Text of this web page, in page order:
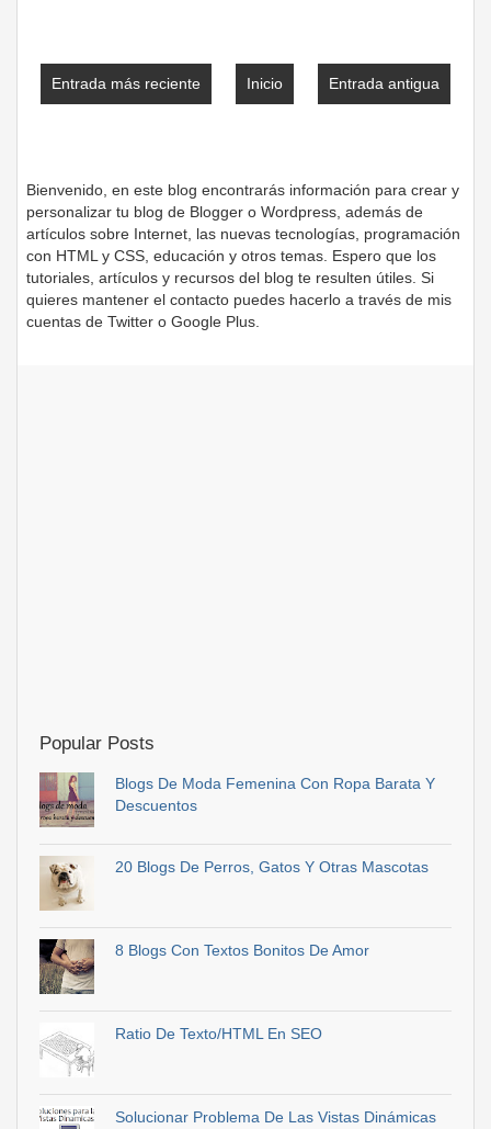
Entrada más reciente Entrada antigua
Inicio
Bienvenido, en este blog encontrarás información para crear y
personalizar tu blog de Blogger o Wordpress, además de
artículos sobre Internet, las nuevas tecnologías, programación
con HTML y CSS, educación y otros temas. Espero que los
tutoriales, artículos y recursos del blog te resulten útiles. Si
quieres mantener el contacto puedes hacerlo a través de mis
cuentas de Twitter o Google Plus.
Popular Posts
Blogs De Moda Femenina Con Ropa Barata Y
Descuentos
20 Blogs De Perros, Gatos Y Otras Mascotas
8 Blogs Con Textos Bonitos De Amor
Ratio De Texto/HTML En SEO
Solucionar Problema De Las Vistas Dinámicas